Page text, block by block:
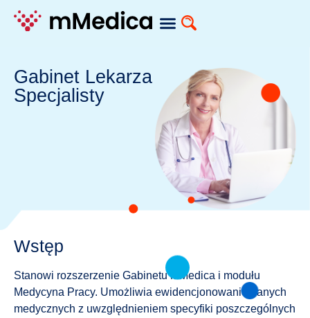
Moduły dodatkowe
Gabinet Lekarza
Specjalisty
Wstęp
Stanowi rozszerzenie Gabinetu mMedica i modułu
Medycyna Pracy. Umożliwia ewidencjonowanie danych
medycznych z uwzględnieniem specyfiki poszczególnych